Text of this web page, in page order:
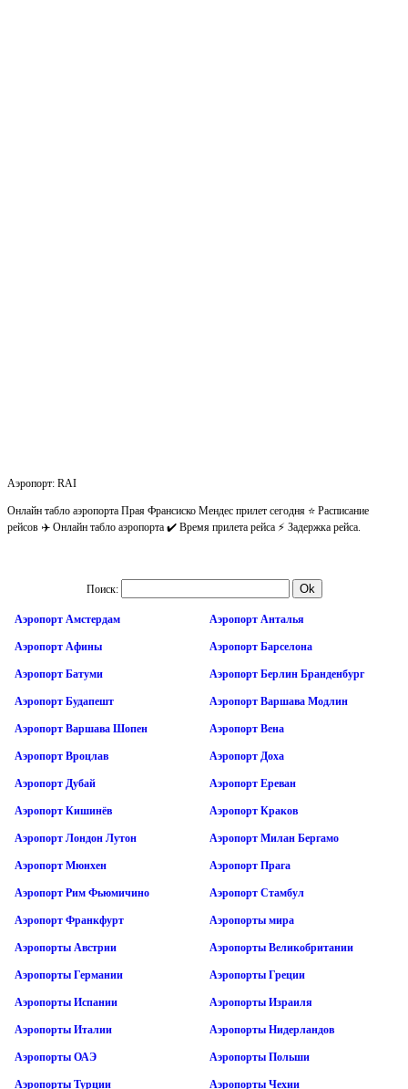
Аэропорт: RAI
Онлайн табло аэропорта Прая Франсиско Мендес прилет сегодня ⭐ Расписание
рейсов ✈️ Онлайн табло аэропорта ✔️ Время прилета рейса ⚡ Задержка рейса.
Поиск:
Аэропорт Амстердам Аэропорт Анталья
Аэропорт Афины Аэропорт Барселона
Аэропорт Батуми Аэропорт Берлин Бранденбург
Аэропорт Будапешт Аэропорт Варшава Модлин
Аэропорт Варшава Шопен Аэропорт Вена
Аэропорт Вроцлав Аэропорт Доха
Аэропорт Дубай Аэропорт Ереван
Аэропорт Кишинёв Аэропорт Краков
Аэропорт Лондон Лутон Аэропорт Милан Бергамо
Аэропорт Мюнхен Аэропорт Прага
Аэропорт Рим Фьюмичино Аэропорт Стамбул
Аэропорт Франкфурт Аэропорты мира
Аэропорты Австрии Аэропорты Великобритании
Аэропорты Германии Аэропорты Греции
Аэропорты Испании Аэропорты Израиля
Аэропорты Италии Аэропорты Нидерландов
Аэропорты ОАЭ Аэропорты Польши
Аэропорты Турции Аэропорты Чехии